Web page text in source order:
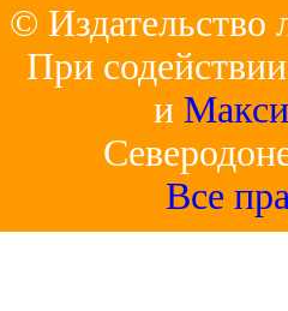
© Издательство
При
и
Все